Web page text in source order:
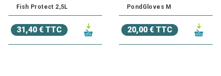
Fish Protect 2,5L
31,40 € TTC
PondGloves M
20,00 € TTC